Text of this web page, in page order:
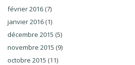
février 2016 (7)
janvier 2016 (1)
décembre 2015 (5)
novembre 2015 (9)
octobre 2015 (11)